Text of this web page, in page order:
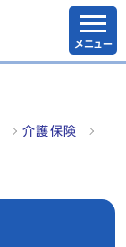
メニュー
介護保険